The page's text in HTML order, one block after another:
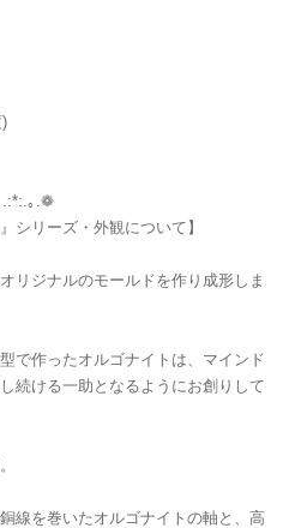
｡.❁
シリーズ・外観について】
リジナルのモールドを作り成形しま
で作ったオルゴナイトは、マインド
続ける一助となるようにお創りして
線を巻いたオルゴナイトの軸と、高